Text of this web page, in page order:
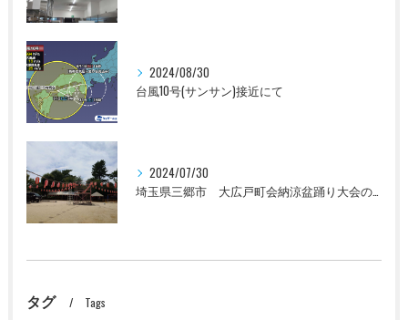
2024/08/30
台風10号(サンサン)接近にて
2024/07/30
埼玉県三郷市 大広戸町会納涼盆踊り大会のお知らせ 2024
タグ Tags